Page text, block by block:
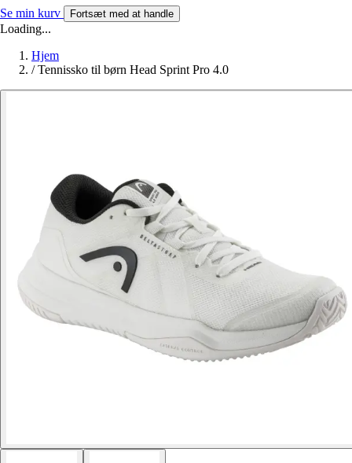
Se min kurv Fortsæt med at handle
Loading...
Hjem
/ Tennissko til børn Head Sprint Pro 4.0